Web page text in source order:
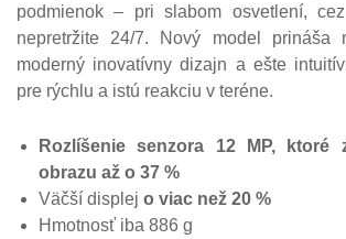
podmienok – pri slabom osvetlení,
nepretržite 24/7. Nový model prináša
moderný inovatívny dizajn a ešte
pre rýchlu a istú reakciu v teréne.
Rozlíšenie senzora 12 MP, ktoré
obrazu až o 37 %
Väčší displej o viac než 20 %
Hmotnosť iba 886 g